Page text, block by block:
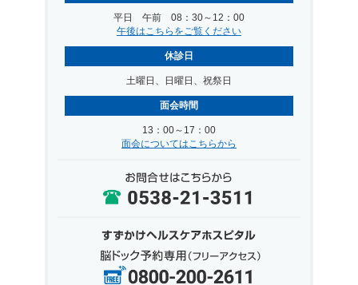
平日 午前 08：30～12：00
午後はこちらをご覧ください
休診日
土曜日、日曜日、祝祭日
面会時間
13：00～17：00
面会についてはこちらから